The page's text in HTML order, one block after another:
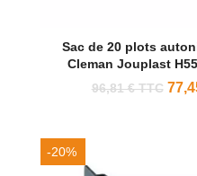
Sac de 20 plots
Cleman Jouplast
96,81 € TTC
-20%